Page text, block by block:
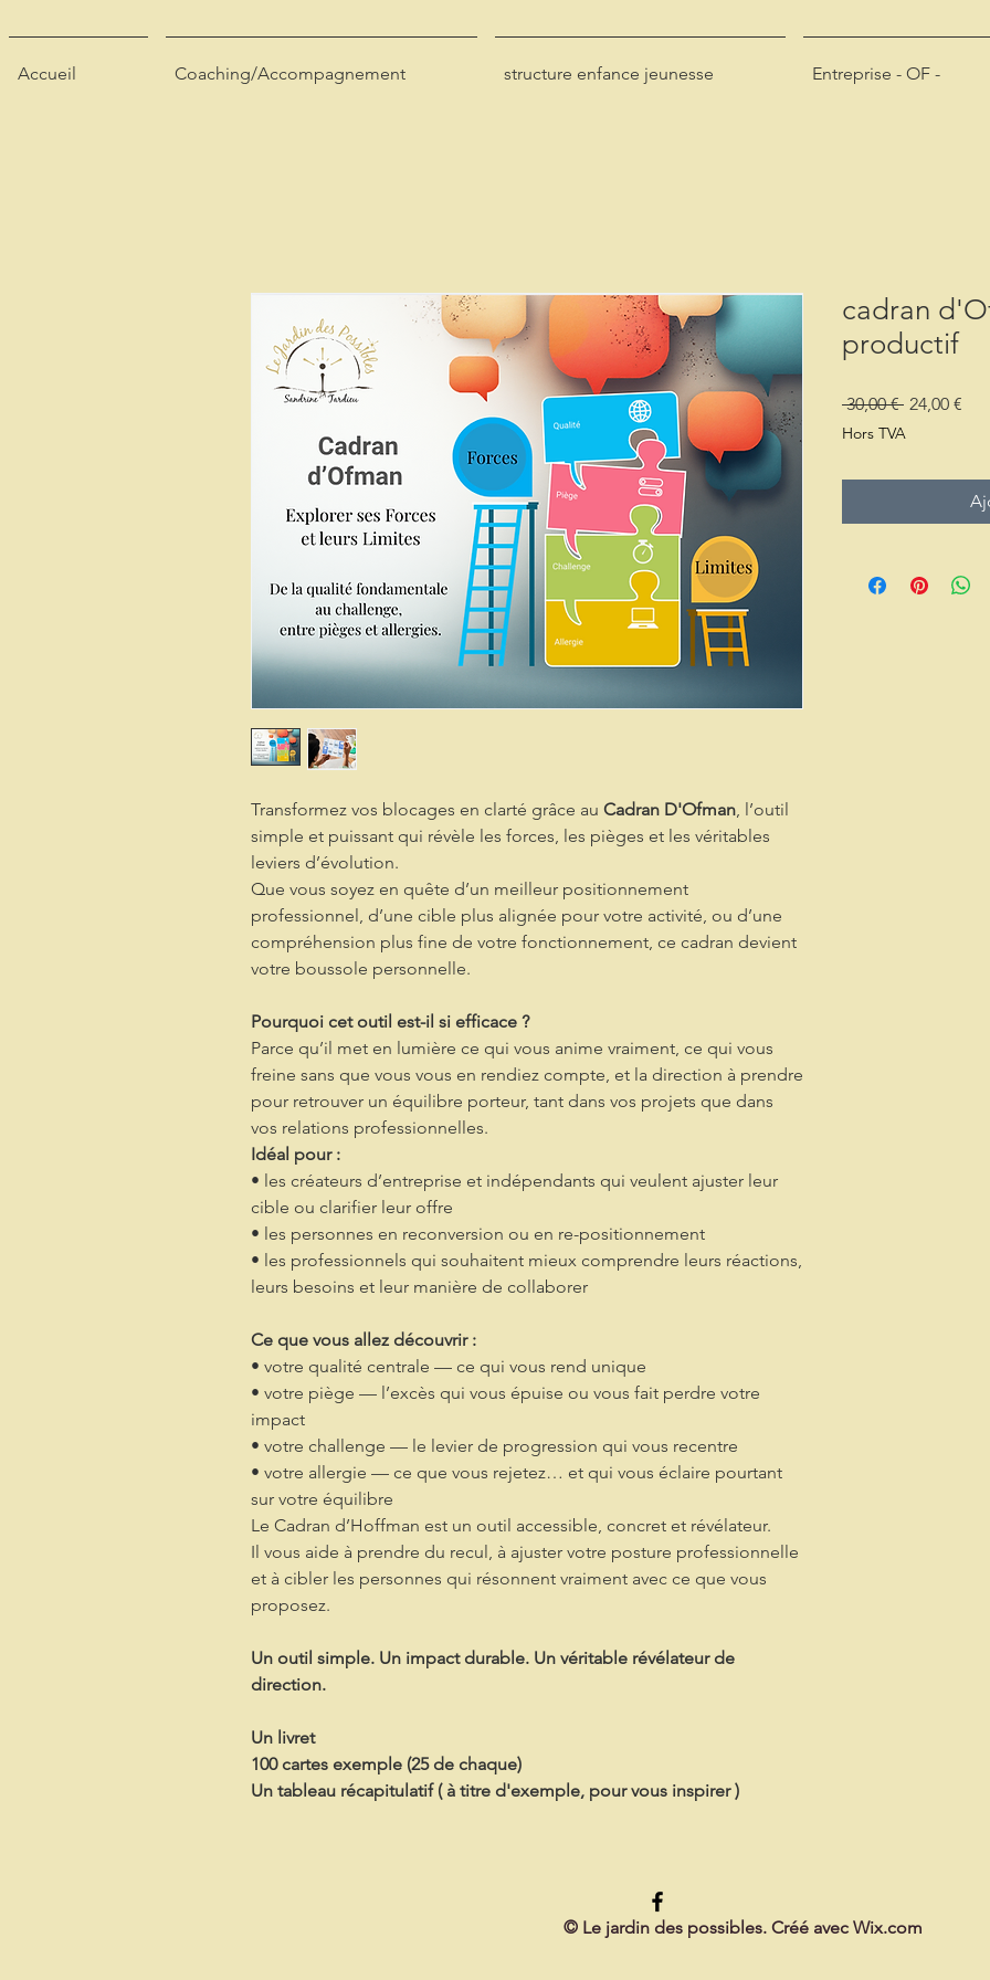
Accueil Coaching/Accompagnement structure enfance jeunesse Entreprise - OF -
Transformez vos blocages en clarté grâce au Cadran D'Ofman , l’outil
simple et puissant qui révèle les forces, les pièges et les véritables
leviers d’évolution.
Que vous soyez en quête d’un meilleur positionnement
professionnel, d’une cible plus alignée pour votre activité, ou d’une
compréhension plus fine de votre fonctionnement, ce cadran devient
votre boussole personnelle.
Pourquoi cet outil est-il si efficace ?
Parce qu’il met en lumière ce qui vous anime vraiment, ce qui vous
freine sans que vous vous en rendiez compte, et la direction à prendre
pour retrouver un équilibre porteur, tant dans vos projets que dans
vos relations professionnelles.
Idéal pour :
• les créateurs d’entreprise et indépendants qui veulent ajuster leur
cible ou clarifier leur offre
• les personnes en reconversion ou en re-positionnement
• les professionnels qui souhaitent mieux comprendre leurs réactions,
leurs besoins et leur manière de collaborer
Ce que vous allez découvrir :
• votre qualité centrale — ce qui vous rend unique
• votre piège — l’excès qui vous épuise ou vous fait perdre votre
impact
• votre challenge — le levier de progression qui vous recentre
• votre allergie — ce que vous rejetez… et qui vous éclaire pourtant
sur votre équilibre
Le Cadran d’Hoffman est un outil accessible, concret et révélateur.
Il vous aide à prendre du recul, à ajuster votre posture professionnelle
et à cibler les personnes qui résonnent vraiment avec ce que vous
proposez.
Un outil simple. Un impact durable. Un véritable révélateur de
direction.
Un livret
100 cartes exemple (25 de chaque)
Un tableau récapitulatif ( à titre d'exemple, pour vous inspirer )
cadran
productif
30,00 € Prix
24,00 €
Hors TVA
© Le jardin des possibles. Créé avec Wix.com